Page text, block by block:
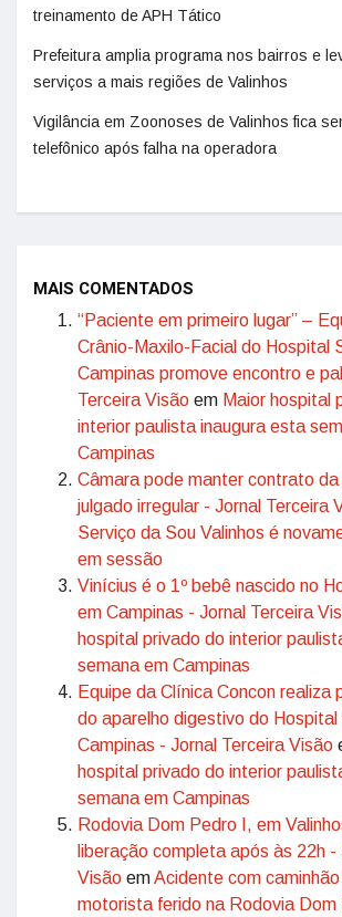
treinamento de APH Tático
Prefeitura amplia programa nos bairros e
serviços a mais regiões de Valinhos
Vigilância em Zoonoses de Valinhos fica
telefônico após falha na operadora
MAIS COMENTADOS
“Paciente em primeiro lugar” –
Crânio-Maxilo-Facial do Hospital
Campinas promove encontro e
Terceira Visão em Maior hospital
interior paulista inaugura esta
Campinas
Câmara pode manter contrato da
julgado irregular - Jornal Terceira
Serviço da Sou Valinhos é
em sessão
Vinícius é o 1º bebê nascido no
em Campinas - Jornal Terceira
hospital privado do interior
semana em Campinas
Equipe da Clínica Concon realiza
do aparelho digestivo do Hospital
Campinas - Jornal Terceira Visão
hospital privado do interior
semana em Campinas
Rodovia Dom Pedro I, em
liberação completa após às 22h -
Visão emAcidente com
motorista ferido na Rodovia Dom